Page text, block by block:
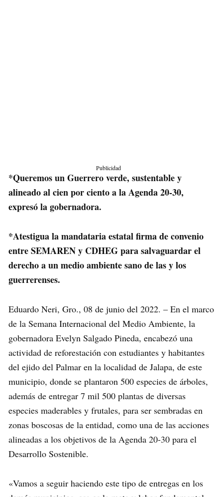
Publicidad
*Queremos un Guerrero verde, sustentable y
alineado al cien por ciento a la Agenda 20-30,
expresó la gobernadora.
*Atestigua la mandataria estatal firma de convenio
entre SEMAREN y CDHEG para salvaguardar el
derecho a un medio ambiente sano de las y los
guerrerenses.
Eduardo Neri, Gro., 08 de junio del 2022. – En el marco
de la Semana Internacional del Medio Ambiente, la
gobernadora Evelyn Salgado Pineda, encabezó una
actividad de reforestación con estudiantes y habitantes
del ejido del Palmar en la localidad de Jalapa, de este
municipio, donde se plantaron 500 especies de árboles,
además de entregar 7 mil 500 plantas de diversas
especies maderables y frutales, para ser sembradas en
zonas boscosas de la entidad, como una de las acciones
alineadas a los objetivos de la Agenda 20-30 para el
Desarrollo Sostenible.
«Vamos a seguir haciendo este tipo de entregas en los